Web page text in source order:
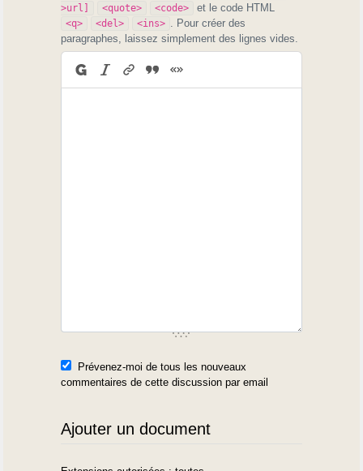
>url]
<quote> <code> et le code HTML
<q> <del> <ins>
. Pour créer des
paragraphes, laissez simplement des lignes vides.
Prévenez-moi de tous les nouveaux
commentaires de cette discussion par email
Ajouter un document